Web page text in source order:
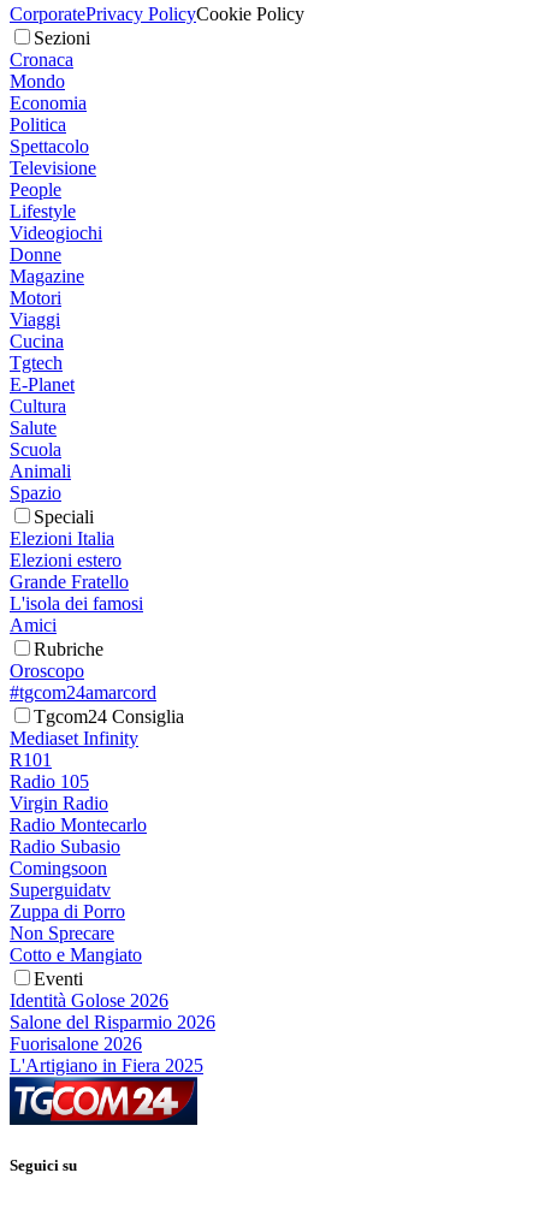
CorporatePrivacy PolicyCookie Policy
Sezioni
Cronaca
Mondo
Economia
Politica
Spettacolo
Televisione
People
Lifestyle
Videogiochi
Donne
Magazine
Motori
Viaggi
Cucina
Tgtech
E-Planet
Cultura
Salute
Scuola
Animali
Spazio
Speciali
Elezioni Italia
Elezioni estero
Grande Fratello
L'isola dei famosi
Amici
Rubriche
Oroscopo
#tgcom24amarcord
Tgcom24 Consiglia
Mediaset Infinity
R101
Radio 105
Virgin Radio
Radio Montecarlo
Radio Subasio
Comingsoon
Superguidatv
Zuppa di Porro
Non Sprecare
Cotto e Mangiato
Eventi
Identità Golose 2026
Salone del Risparmio 2026
Fuorisalone 2026
L'Artigiano in Fiera 2025
Seguici su